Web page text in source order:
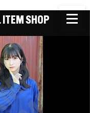
ITEM SHOP